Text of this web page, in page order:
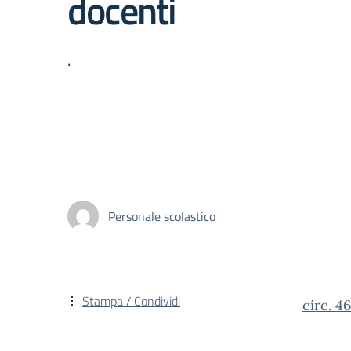
.
Personale scolastico
circ.
Stampa / Condividi